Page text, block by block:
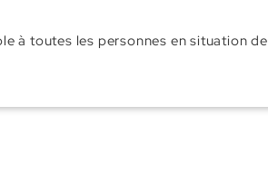
à toutes les personnes en situation de